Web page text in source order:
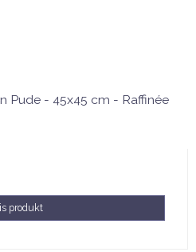
Pude - 45x45 cm - Raffinée
produkt